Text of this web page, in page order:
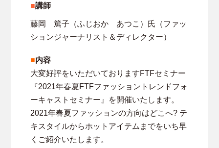
講師
藤岡 篤子（ふじおか あつこ）氏（ファッ
ションジャーナリスト＆ディレクター）
■内容
大変好評をいただいておりますFTFセミナー
『2021年春夏FTFファッショントレンドフォ
ーキャストセミナー』を開催いたします。
2021年春夏ファッションの方向はどこへ? テ
キスタイルからホットアイテムまでをいち早
くご紹介いたします。